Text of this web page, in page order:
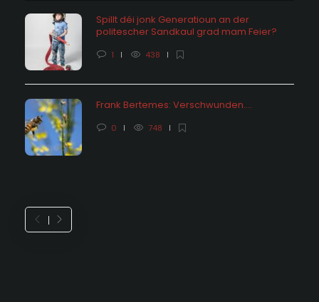
Spillt déi jonk Generatioun an der
politescher Sandkaul grad mam Feier?
1 438
Frank Bertemes: Verschwunden….
0 748